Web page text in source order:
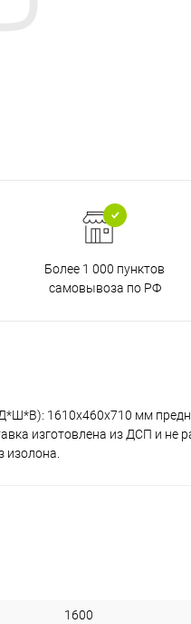
Более 1 000 пунктов
самовывоза по РФ
1610x460x710 мм
изготовлена из ДСП и не
изолона.
1600